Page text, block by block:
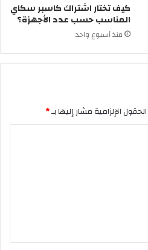
كيف تختار اشتراك كاسبر سكاي
المناسب حسب عدد الأجهزة؟
منذ أسبوع واحد
الحقول الإلزامية مشار إليها بـ*